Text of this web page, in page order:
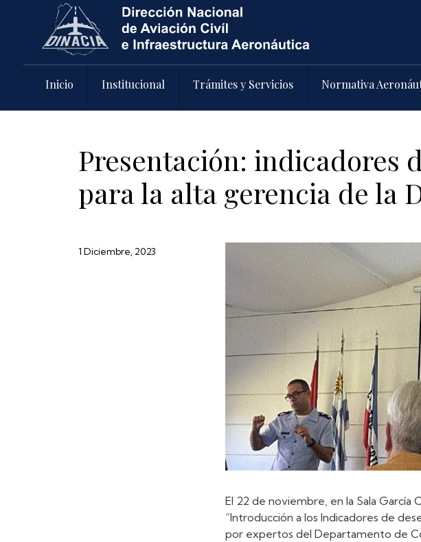
Pasar al contenido principal
Inicio Institucional Trámites y Servicios Normativa
Presentación: indicadores
para la alta gerencia de la
1 Diciembre, 2023
El 22 de noviembre, en la Sala García
“Introducción a los Indicadores de
por expertos del Departamento de